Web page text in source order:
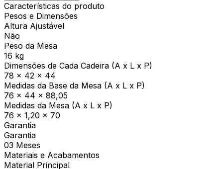
Características do produto
Pesos e Dimensões
Altura Ajustável
Não
Peso da Mesa
16 kg
Dimensões de Cada Cadeira (A x L x P)
78 x 42 x 44
Medidas da Base da Mesa (A x L x P)
76 x 44 x 88,05
Medidas da Mesa (A x L x P)
76 x 1,20 x 70
Garantia
Garantia
03 Meses
Materiais e Acabamentos
Material Principal